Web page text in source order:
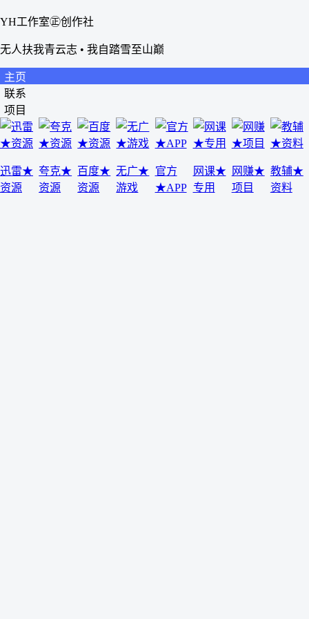
YH工作室㊣创作社
无人扶我青云志 • 我自踏雪至山巅
主页
联系
项目
迅雷★
资源
夸克★
资源
百度★
资源
无广★
游戏
官方
★APP
网课★
专用
网赚★
项目
教辅★
资料